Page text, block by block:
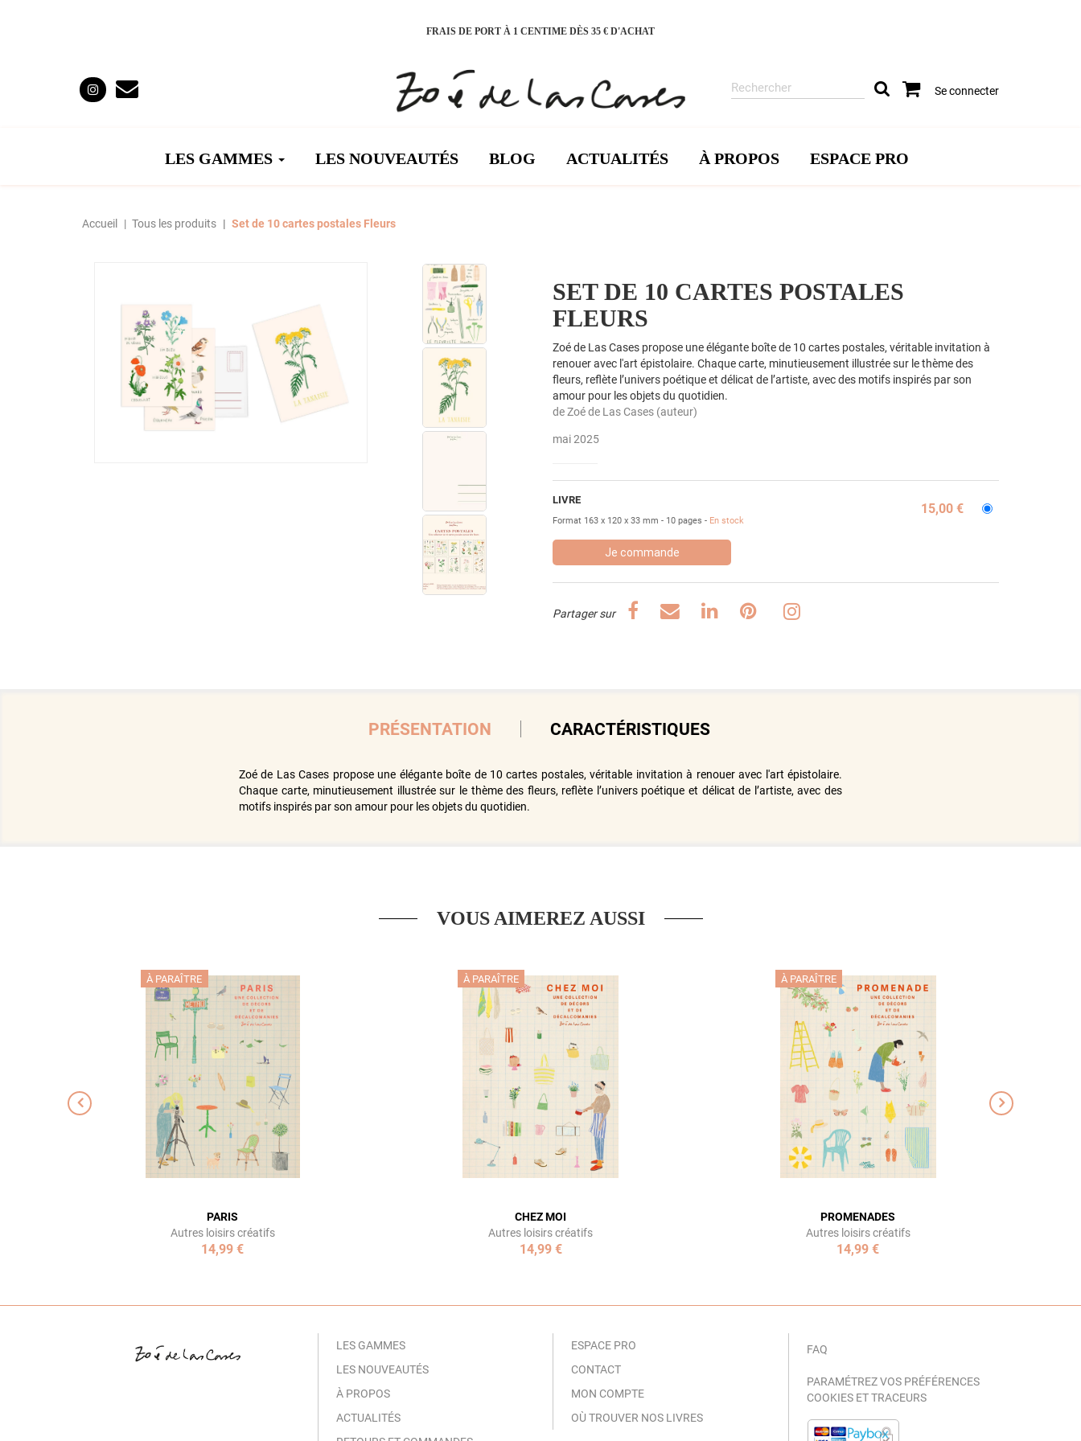
FRAIS DE PORT À 1 CENTIME DÈS 35 € D'ACHAT
Rechercher
sur
Se connecter
LES GAMMES LES NOUVEAUTÉS BLOG ACTUALITÉS À PROPOS ESPACE PRO
Accueil Tous les produits Set de 10 cartes postales Fleurs
SET DE 10 CARTES POSTALES
FLEURS
Zoé de Las Cases propose une élégante boîte de 10 cartes postales, véritable invitation à
renouer avec l'art épistolaire. Chaque carte, minutieusement illustrée sur le thème des
fleurs, reflète l’univers poétique et délicat de l’artiste, avec des motifs inspirés par son
amour pour les objets du quotidien.
deZoé de Las Cases (auteur)
mai 2025
LIVRE
Format 163 x 120 x 33 mm 10 pages En stock
15,00 €
PRÉSENTATION CARACTÉRISTIQUES
Zoé de Las Cases propose une élégante boîte de 10 cartes postales, véritable invitation à renouer avec l'art épistolaire.
Chaque carte, minutieusement illustrée sur le thème des fleurs, reflète l’univers poétique et délicat de l’artiste, avec des
motifs inspirés par son amour pour les objets du quotidien.
VOUS AIMEREZ AUSSI
À PARAÎTRE
PARIS
Autres loisirs créatifs
14,99 €
À PARAÎTRE
CHEZ MOI
Autres loisirs créatifs
14,99 €
À PARAÎTRE
PROMENADES
Autres loisirs créatifs
14,99 €
LES GAMMES
LES NOUVEAUTÉS
À PROPOS
ACTUALITÉS
ESPACE PRO
CONTACT
MON COMPTE
OÙ TROUVER NOS LIVRES
FAQ
PARAMÉTREZ VOS PRÉFÉRENCES
COOKIES ET TRACEURS